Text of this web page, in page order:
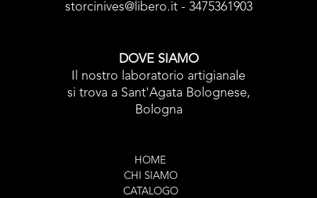
storcinives@libero.it - 3475361903
DOVE SIAMO
Il nostro laboratorio artigianale
si trova a Sant'Agata Bolognese,
Bologna
HOME
CHI SIAMO
CATALOGO